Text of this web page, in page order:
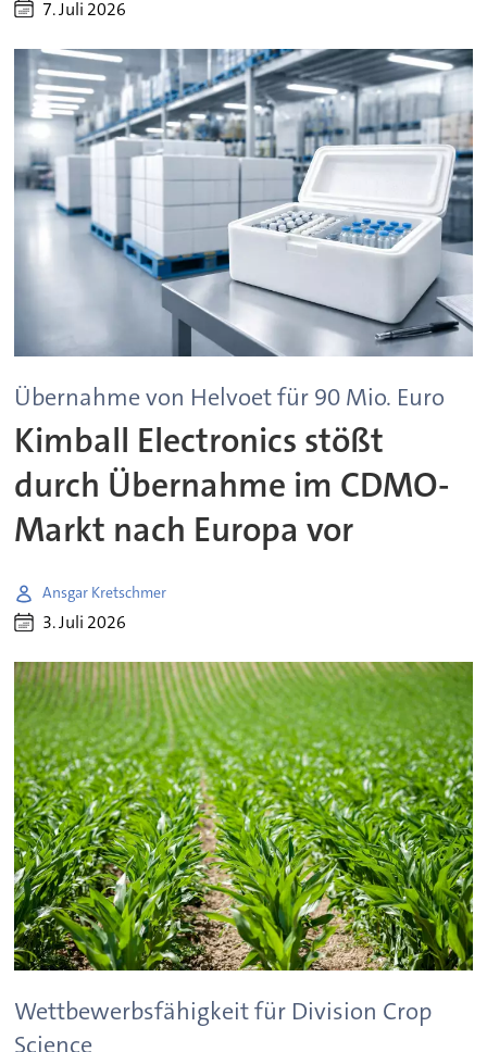
7. Juli 2026
Übernahme von Helvoet für 90 Mio. Euro
Kimball Electronics stößt
durch Übernahme im CDMO-
Markt nach Europa vor
Ansgar Kretschmer
3. Juli 2026
Wettbewerbsfähigkeit für Division Crop
Science